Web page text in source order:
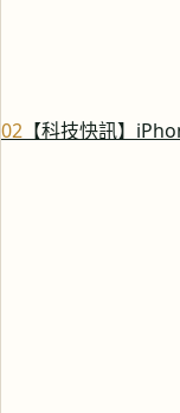
02 【科技快訊】